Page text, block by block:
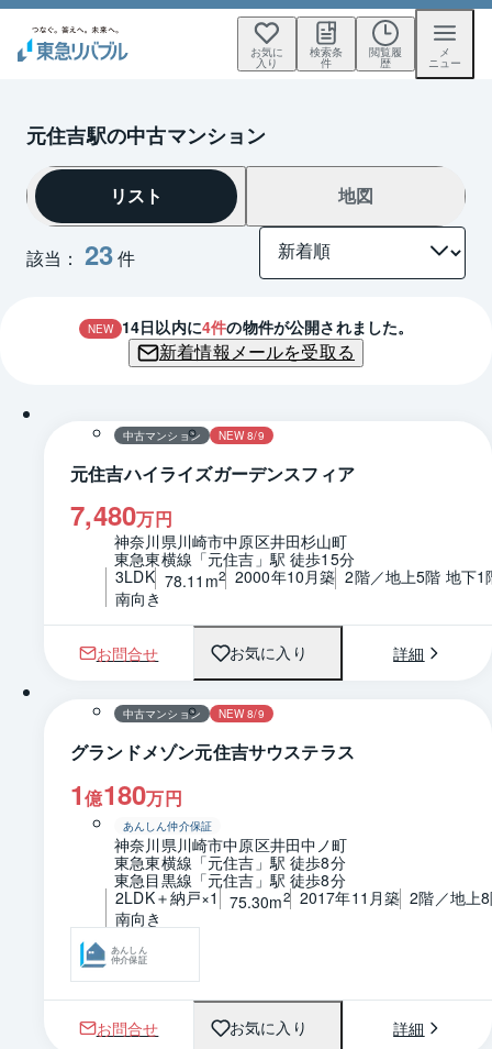
お気に
入り
検索条
件
閲覧履
歴
メ
ニュー
元住吉駅の中古マンション
該当： 23件
リスト 地図
NEW 14日以内に4件の物件が公開されました。
新着情報メールを受取る
中古マンション NEW 8/9
元住吉ハイライズガーデンスフィア
7,480万円
神奈川県川崎市中原区井田杉山町
東急東横線「元住吉」駅 徒歩15分
3LDK 78.11m2 2000年10月築 2階／地上5階 地下1
南向き
お問合せ お気に入り 詳細
1 / 0 間取り
中古マンション NEW 8/9
グランドメゾン元住吉サウステラス
1億180万円
あんしん仲介保証
神奈川県川崎市中原区井田中ノ町
東急東横線「元住吉」駅 徒歩8分
東急目黒線「元住吉」駅 徒歩8分
2LDK＋納戸×1
75.30m2 2017年11月築 2階／地上
南向き
あんしん
仲介保証
お問合せ お気に入り 詳細
1 / 0 間取り